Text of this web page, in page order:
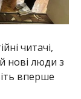
читачі,
нові люди з
вперше